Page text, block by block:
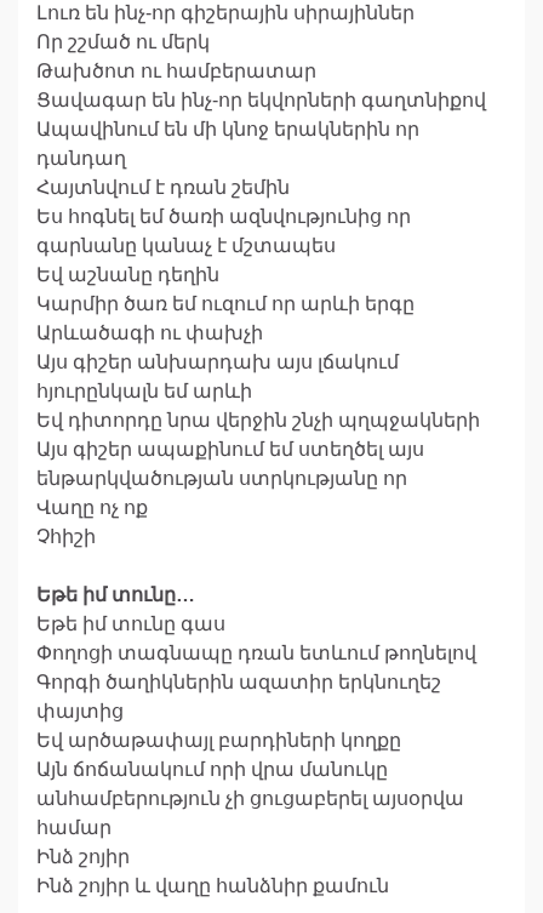
Լուռ են ինչ-որ գիշերային սիրայիններ
Որ շշմած ու մերկ
Թախծոտ ու համբերատար
Ցավագար են ինչ-որ եկվորների գաղտնիքով
Ապավինում են մի կնոջ երակներին որ
դանդաղ
Հայտնվում է դռան շեմին
Ես հոգնել եմ ծառի ազնվությունից որ
գարնանը կանաչ է մշտապես
Եվ աշնանը դեղին
Կարմիր ծառ եմ ուզում որ արևի երգը
Արևածագի ու փախչի
Այս գիշեր անխարդախ այս լճակում
հյուրընկալն եմ արևի
Եվ դիտորդը նրա վերջին շնչի պղպջակների
Այս գիշեր ապաքինում եմ ստեղծել այս
ենթարկվածության ստրկությանը որ
Վաղը ոչ ոք
Չհիշի
Եթե իմ տունը…
Եթե իմ տունը գաս
Փողոցի տագնապը դռան ետևում թողնելով
Գորգի ծաղիկներին ազատիր երկնուղեշ
փայտից
Եվ արծաթափայլ բարդիների կողքը
Այն ճոճանակում որի վրա մանուկը
անհամբերություն չի ցուցաբերել այսօրվա
համար
Ինձ շոյիր
Ինձ շոյիր և վաղը հանձնիր քամուն